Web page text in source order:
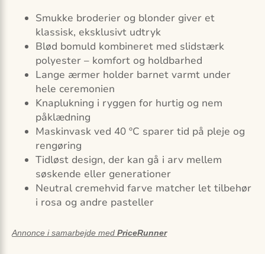
Smukke broderier og blonder giver et
klassisk, eksklusivt udtryk
Blød bomuld kombineret med slidstærk
polyester – komfort og holdbarhed
Lange ærmer holder barnet varmt under
hele ceremonien
Knaplukning i ryggen for hurtig og nem
påklædning
Maskinvask ved 40 ºC sparer tid på pleje og
rengøring
Tidløst design, der kan gå i arv mellem
søskende eller generationer
Neutral cremehvid farve matcher let tilbehør
i rosa og andre pasteller
Annonce i samarbejde med PriceRunner